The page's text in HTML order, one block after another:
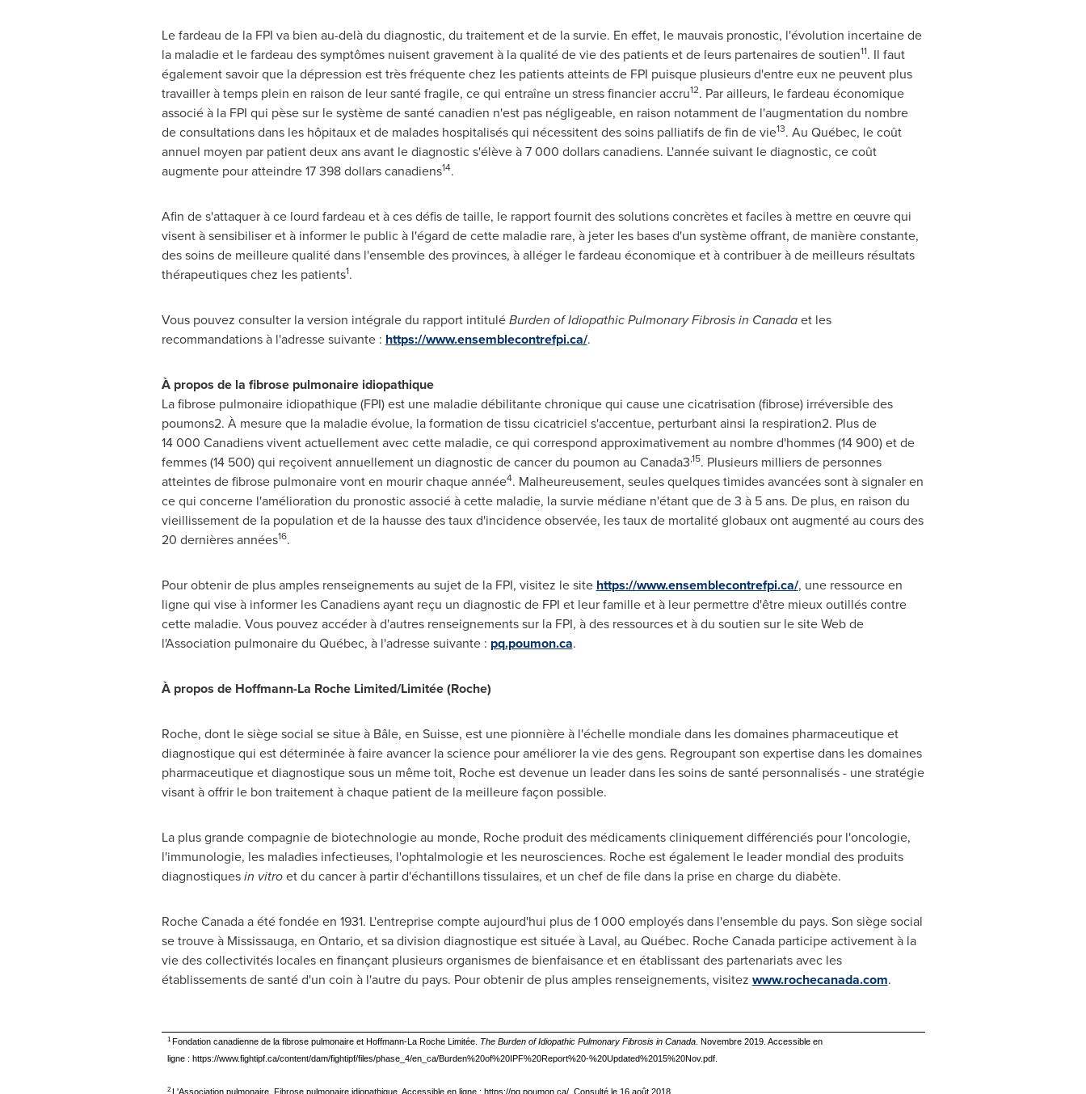
Le fardeau de la FPI va bien au-delà du diagnostic, du traitement et de la survie. En effet, le mauvais pronostic, l'évolution incertaine de
la maladie et le fardeau des symptômes nuisent gravement à la qualité de vie des patients et de leurs partenaires de soutien11. Il faut
également savoir que la dépression est très fréquente chez les patients atteints de FPI puisque plusieurs d'entre eux ne peuvent plus
travailler à temps plein en raison de leur santé fragile, ce qui entraîne un stress financier accru12. Par ailleurs, le fardeau économique
associé à la FPI qui pèse sur le système de santé canadien n'est pas négligeable, en raison notamment de l'augmentation du nombre
de consultations dans les hôpitaux et de malades hospitalisés qui nécessitent des soins palliatifs de fin de vie13. Au Québec, le coût
annuel moyen par patient deux ans avant le diagnostic s'élève à 7 000 dollars canadiens. L'année suivant le diagnostic, ce coût
augmente pour atteindre 17 398 dollars canadiens14.
Afin de s'attaquer à ce lourd fardeau et à ces défis de taille, le rapport fournit des solutions concrètes et faciles à mettre en œuvre qui
visent à sensibiliser et à informer le public à l'égard de cette maladie rare, à jeter les bases d'un système offrant, de manière constante,
des soins de meilleure qualité dans l'ensemble des provinces, à alléger le fardeau économique et à contribuer à de meilleurs résultats
thérapeutiques chez les patients1.
Vous pouvez consulter la version intégrale du rapport intituléBurden of Idiopathic Pulmonary Fibrosis in Canadaet les
recommandations à l'adresse suivante : https://www.ensemblecontrefpi.ca/.
À propos de la fibrose pulmonaire idiopathique
La fibrose pulmonaire idiopathique (FPI) est une maladie débilitante chronique qui cause une cicatrisation (fibrose) irréversible des
poumons2. À mesure que la maladie évolue, la formation de tissu cicatriciel s'accentue, perturbant ainsi la respiration2. Plus de
14 000 Canadiens vivent actuellement avec cette maladie, ce qui correspond approximativement au nombre d'hommes (14 900) et de
femmes (14 500) qui reçoivent annuellement un diagnostic de cancer du poumon au Canada3,15. Plusieurs milliers de personnes
atteintes de fibrose pulmonaire vont en mourir chaque année4. Malheureusement, seules quelques timides avancées sont à signaler en
ce qui concerne l'amélioration du pronostic associé à cette maladie, la survie médiane n'étant que de 3 à 5 ans. De plus, en raison du
vieillissement de la population et de la hausse des taux d'incidence observée, les taux de mortalité globaux ont augmenté au cours des
20 dernières années16.
Pour obtenir de plus amples renseignements au sujet de la FPI, visitez le site https://www.ensemblecontrefpi.ca/, une ressource en
ligne qui vise à informer les Canadiens ayant reçu un diagnostic de FPI et leur famille et à leur permettre d'être mieux outillés contre
cette maladie. Vous pouvez accéder à d'autres renseignements sur la FPI, à des ressources et à du soutien sur le site Web de
l'Association pulmonaire du Québec, à l'adresse suivante : pq.poumon.ca.
À propos de Hoffmann-La Roche Limited/Limitée (Roche)
Roche, dont le siège social se situe à Bâle, en Suisse, est une pionnière à l'échelle mondiale dans les domaines pharmaceutique et
diagnostique qui est déterminée à faire avancer la science pour améliorer la vie des gens. Regroupant son expertise dans les domaines
pharmaceutique et diagnostique sous un même toit, Roche est devenue un leader dans les soins de santé personnalisés - une stratégie
visant à offrir le bon traitement à chaque patient de la meilleure façon possible.
La plus grande compagnie de biotechnologie au monde, Roche produit des médicaments cliniquement différenciés pour l'oncologie,
l'immunologie, les maladies infectieuses, l'ophtalmologie et les neurosciences. Roche est également le leader mondial des produits
diagnostiquesin vitroet du cancer à partir d'échantillons tissulaires, et un chef de file dans la prise en charge du diabète.
RocheCanadaa été fondée en 1931. L'entreprise compte aujourd'hui plus de 1 000 employés dans l'ensemble du pays. Son siège social
se trouve à Mississauga, en Ontario, et sa division diagnostique est située à Laval, au Québec. Roche Canada participe activement à la
vie des collectivités locales en finançant plusieurs organismes de bienfaisance et en établissant des partenariats avec les
établissements de santé d'un coin à l'autre du pays. Pour obtenir de plus amples renseignements, visitez www.rochecanada.com.
1 Fondation canadienne de la fibrose pulmonaire et Hoffmann-La Roche Limitée. The Burden of Idiopathic Pulmonary Fibrosis in Canada. Novembre 2019. Accessible en
ligne : https://www.fightipf.ca/content/dam/fightipf/files/phase_4/en_ca/Burden%20of%20IPF%20Report%20-%20Updated%2015%20Nov.pdf.
2 L'Association pulmonaire. Fibrose pulmonaire idiopathique. Accessible en ligne : https://pq.poumon.ca/. Consulté le 16 août 2018.